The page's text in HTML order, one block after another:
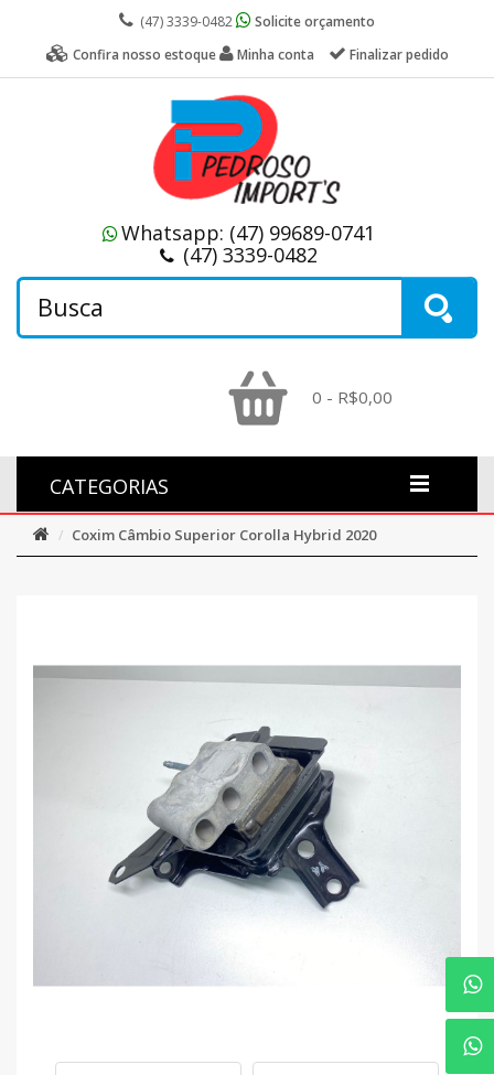
(47) 3339-0482
Solicite orçamento
Confira nosso estoque
Minha conta Finalizar pedido
Whatsapp: (47) 99689-0741
(47) 3339-0482
0 - R$0,00
CATEGORIAS
Coxim Câmbio Superior Corolla Hybrid 2020